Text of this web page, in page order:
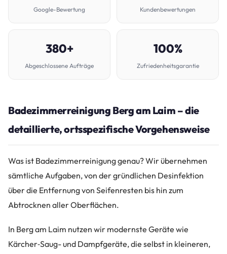
Google-Bewertung Kundenbewertungen
380+
Abgeschlossene Aufträge
100%
Zufriedenheitsgarantie
Badezimmerreinigung Berg am Laim – die
detaillierte, ortsspezifische Vorgehensweise
Was ist Badezimmerreinigung genau? Wir übernehmen
sämtliche Aufgaben, von der gründlichen Desinfektion
über die Entfernung von Seifenresten bis hin zum
Abtrocknen aller Oberflächen.
In Berg am Laim nutzen wir modernste Geräte wie
Kärcher‑Saug- und Dampfgeräte, die selbst in kleineren,